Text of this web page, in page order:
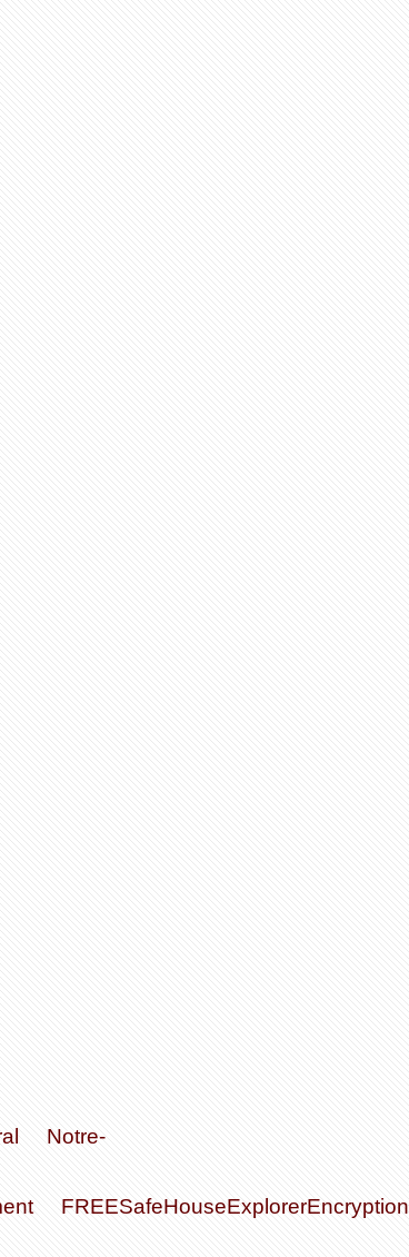
Notre-
FREESafeHouseExplorerEncryption